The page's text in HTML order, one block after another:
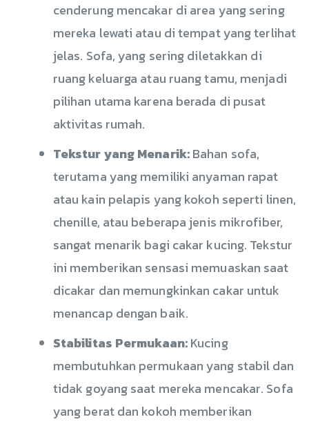
cenderung mencakar di area yang sering
mereka lewati atau di tempat yang terlihat
jelas. Sofa, yang sering diletakkan di
ruang keluarga atau ruang tamu, menjadi
pilihan utama karena berada di pusat
aktivitas rumah.
Tekstur yang Menarik:Bahan sofa,
terutama yang memiliki anyaman rapat
atau kain pelapis yang kokoh seperti linen,
chenille, atau beberapa jenis mikrofiber,
sangat menarik bagi cakar kucing. Tekstur
ini memberikan sensasi memuaskan saat
dicakar dan memungkinkan cakar untuk
menancap dengan baik.
Stabilitas Permukaan:Kucing
membutuhkan permukaan yang stabil dan
tidak goyang saat mereka mencakar. Sofa
yang berat dan kokoh memberikan